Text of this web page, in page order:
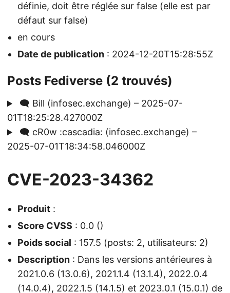
définie, doit être réglée sur false (elle est par
défaut sur false)
en cours
Date de publication : 2024-12-20T15:28:55Z
Posts Fediverse (2 trouvés)
🗨️ Bill (infosec.exchange) – 2025-07-
01T18:25:28.427000Z
🗨️ cR0w :cascadia: (infosec.exchange) –
2025-07-01T18:34:58.046000Z
CVE-2023-34362
Produit :
Score CVSS : 0.0 ()
Poids social : 157.5 (posts: 2, utilisateurs: 2)
Description : Dans les versions antérieures à
2021.0.6 (13.0.6), 2021.1.4 (13.1.4), 2022.0.4
(14.0.4), 2022.1.5 (14.1.5) et 2023.0.1 (15.0.1) de